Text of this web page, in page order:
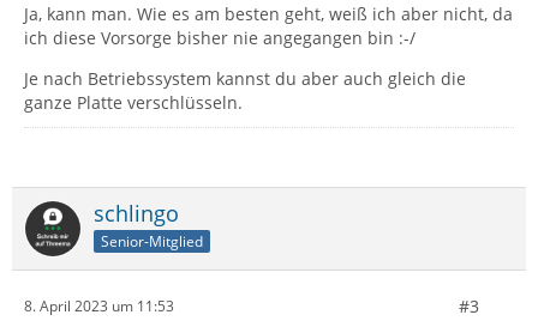
Ja, kann man. Wie es am besten geht, weiß ich aber nicht, da
ich diese Vorsorge bisher nie angegangen bin :-/
Je nach Betriebssystem kannst du aber auch gleich die
ganze Platte verschlüsseln.
schlingo
Senior-Mitglied
8. April 2023 um 11:53 #3